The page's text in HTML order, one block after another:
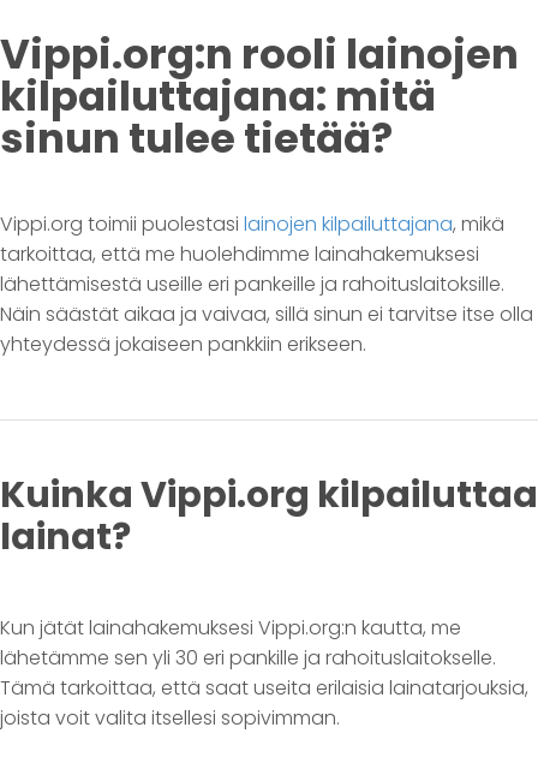
Vippi.org:n rooli lainojen
kilpailuttajana: mitä
sinun tulee tietää?
Vippi.org toimii puolestasi lainojen kilpailuttajana, mikä
tarkoittaa, että me huolehdimme lainahakemuksesi
lähettämisestä useille eri pankeille ja rahoituslaitoksille.
Näin säästät aikaa ja vaivaa, sillä sinun ei tarvitse itse olla
yhteydessä jokaiseen pankkiin erikseen.
Kuinka Vippi.org kilpailuttaa
lainat?
Kun jätät lainahakemuksesi Vippi.org:n kautta, me
lähetämme sen yli 30 eri pankille ja rahoituslaitokselle.
Tämä tarkoittaa, että saat useita erilaisia lainatarjouksia,
joista voit valita itsellesi sopivimman.